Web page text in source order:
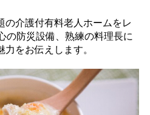
の介護付有料老人ホームをレ
の防災設備、熟練の料理長に
をお伝えします。